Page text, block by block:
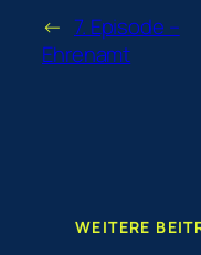
← 7. Episode –
Ehrenamt
WEITERE